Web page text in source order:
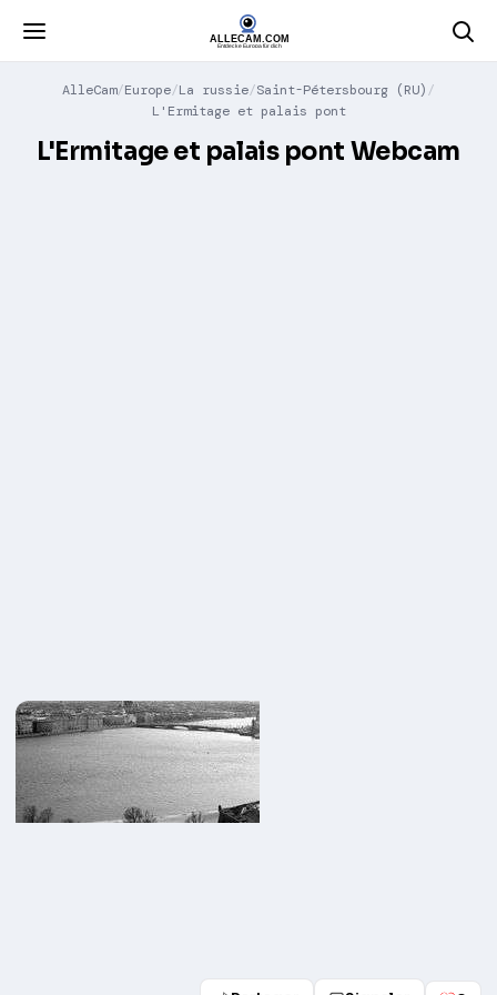
AlleCam Europe La russie Saint-Pétersbourg (RU)
L'Ermitage et palais pont
L'Ermitage et palais pont Webcam